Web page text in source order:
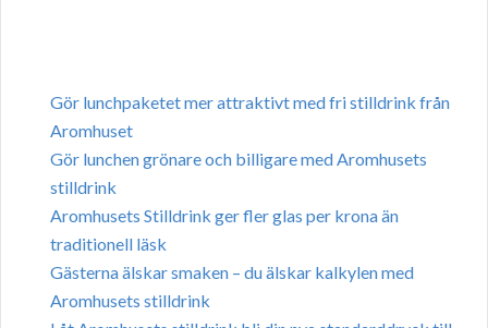
Gör lunchpaketet mer attraktivt med fri stilldrink från
Aromhuset
Gör lunchen grönare och billigare med Aromhusets
stilldrink
Aromhusets Stilldrink ger fler glas per krona än
traditionell läsk
Gästerna älskar smaken – du älskar kalkylen med
Aromhusets stilldrink